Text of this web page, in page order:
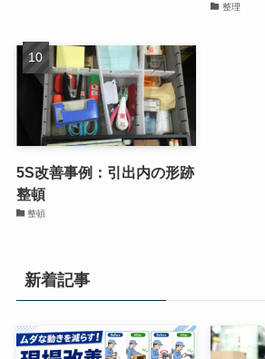
整理
5S改善事例：引出内の形跡
整頓
整頓
新着記事